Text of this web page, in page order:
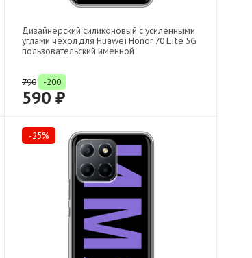
Дизайнерский силиконовый с усиленными
углами чехол для Huawei Honor 70 Lite 5G
пользовательский именной
790 -200
590 ₽
-25%